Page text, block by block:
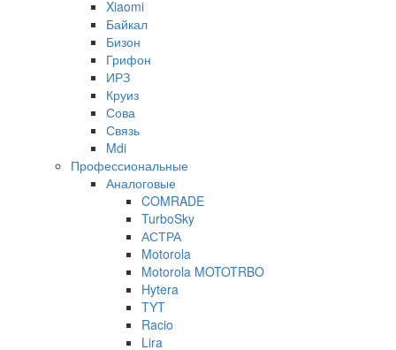
Xiaomi
Байкал
Бизон
Грифон
ИРЗ
Круиз
Сова
Связь
Mdi
Профессиональные
Аналоговые
COMRADE
TurboSky
АСТРА
Motorola
Motorola MOTOTRBO
Hytera
TYT
Racio
Lira